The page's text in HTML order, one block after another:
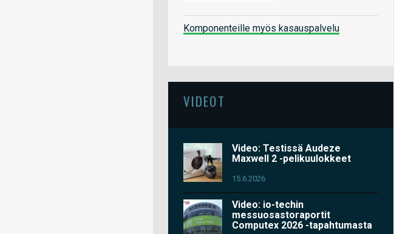
Komponenteille myös kasauspalvelu
VIDEOT
Video: Testissä Audeze
Maxwell 2 -pelikuulokkeet
15.6.2026
Video: io-techin
messuosastoraportit
Computex 2026 -tapahtumasta